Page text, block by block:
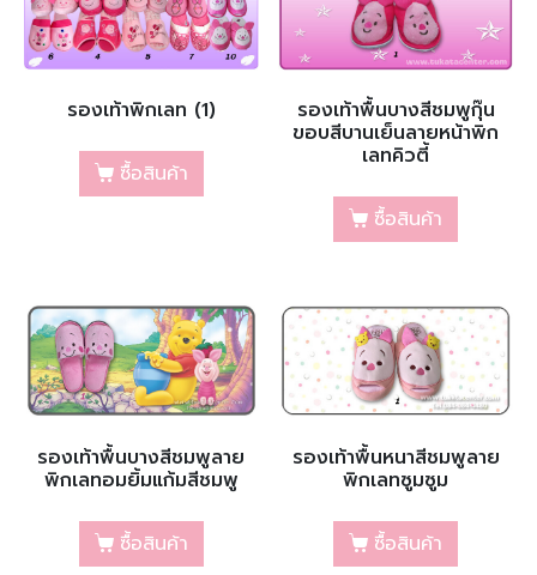
รองเท้าพิกเลท (1)
ซื้อสินค้า
รองเท้าพื้นบางสีชมพูกุ๊น
ขอบสีบานเย็นลายหน้าพิก
เลทคิวตี้
ซื้อสินค้า
รองเท้าพื้นบางสีชมพูลาย
พิกเลทอมยิ้มแก้มสีชมพู
ซื้อสินค้า
รองเท้าพื้นหนาสีชมพูลาย
พิกเลทซูมซูม
ซื้อสินค้า